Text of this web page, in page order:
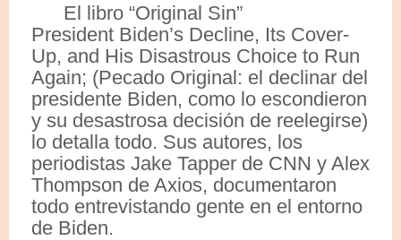
El libro “Original Sin”
President Biden’s Decline, Its Cover-
Up, and His Disastrous Choice to Run
Again; (Pecado Original: el declinar del
presidente Biden, como lo escondieron
y su desastrosa decisión de reelegirse)
lo detalla todo. Sus autores, los
periodistas Jake Tapper de CNN y Alex
Thompson de Axios, documentaron
todo entrevistando gente en el entorno
de Biden.